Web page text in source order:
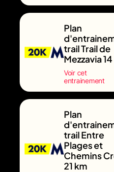
Plan
trail Trail de
Mezzavia
Voir cet
entrainement
Plan
trail Entre
Plages et
Chemins
21 km